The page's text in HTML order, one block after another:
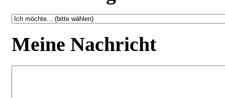
Meine Nachricht